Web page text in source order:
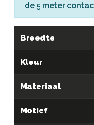
de 5 meter
Breedte
Kleur
Materiaal
Motief